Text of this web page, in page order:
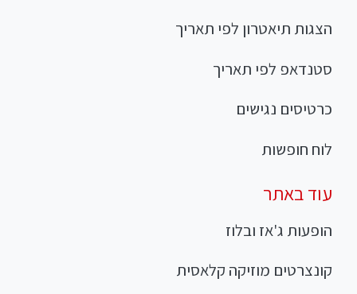
הצגות תיאטרון לפי תאריך
סטנדאפ לפי תאריך
כרטיסים נגישים
לוח חופשות
עוד באתר
הופעות ג'אז ובלוז
קונצרטים מוזיקה קלאסית